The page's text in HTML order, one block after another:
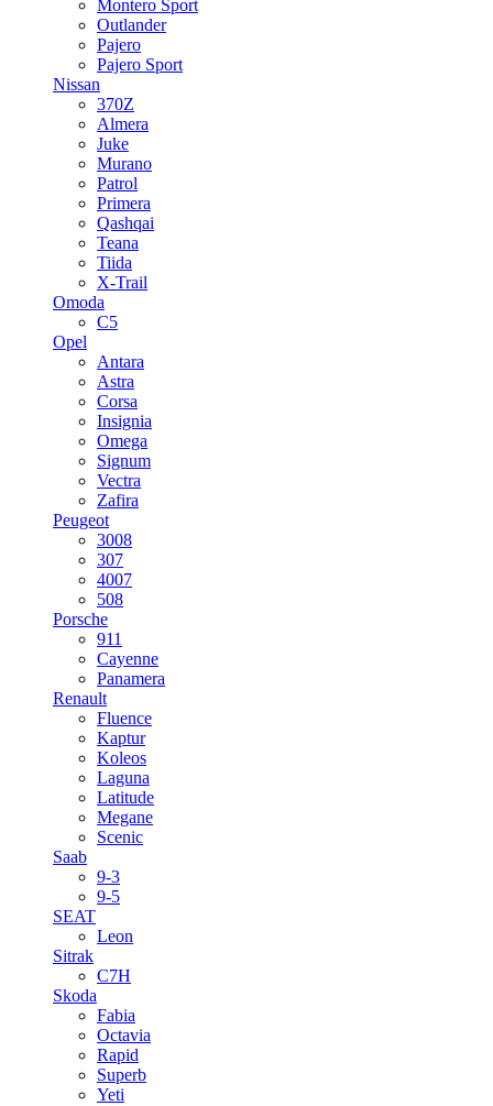
Montero Sport
Outlander
Pajero
Pajero Sport
Nissan
370Z
Almera
Juke
Murano
Patrol
Primera
Qashqai
Teana
Tiida
X-Trail
Omoda
C5
Opel
Antara
Astra
Corsa
Insignia
Omega
Signum
Vectra
Zafira
Peugeot
3008
307
4007
508
Porsche
911
Cayenne
Panamera
Renault
Fluence
Kaptur
Koleos
Laguna
Latitude
Megane
Scenic
Saab
9-3
9-5
SEAT
Leon
Sitrak
C7H
Skoda
Fabia
Octavia
Rapid
Superb
Yeti